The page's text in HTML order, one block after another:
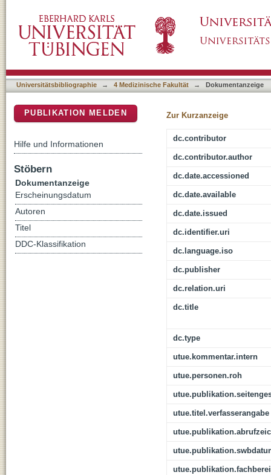
Universitätsbibliographie → 4 Medizinische Fakultät → Dokumentanzeige
Zur Kurzanzeige
dc.contributor
dc.contributor.author
dc.date.accessioned
dc.date.available
dc.date.issued
dc.identifier.uri
dc.language.iso
dc.publisher
dc.relation.uri
dc.title
dc.type
utue.kommentar.intern
utue.personen.roh
utue.titel.verfasserangabe
PUBLIKATION MELDEN
Hilfe und Informationen
Stöbern
Dokumentanzeige
Erscheinungsdatum
Autoren
Titel
DDC-Klassifikation